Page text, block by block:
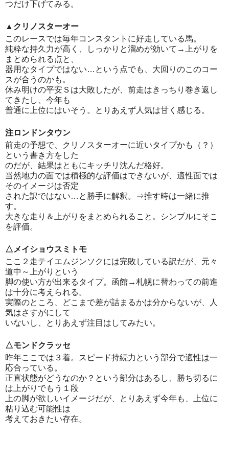
つだけ下げてみる。
▲クリノスターオー
このレースでは毎年コンスタントに好走している馬。
純粋な持久力が高く、しっかりと溜めが効いて→上がりを
まとめられる点と、
器用なタイプではない…という点でも、大回りのこのコー
スが合うのかも。
休み明けの平安Ｓは大敗したが、前走はきっちり巻き返し
てきたし、今年も
普通に上位にはいそう。とりあえず人気は甘く感じる。
注ロンドンタウン
前走の予想で、クリノスターオーに近いタイプかも（？）
という書き方をした
のだが、結果はともにキッチリ沈んだ格好。
当然地力の面では積極的な評価はできないが、適性面では
そのイメージは否定
された訳ではない…と勝手に解釈。⇒推す時は一緒に推
す。
大きな走り＆上がりをまとめられること。シンプルにそこ
を評価。
△メイショウスミトモ
ここ２走テイエムジンソクには完敗している訳だが、元々
道中～上がりという
脚の使い方が出来るタイプ。函館→札幌に替わっての前進
は十分に考えられる。
実際のところ、どこまで差が詰まるかは分からないが、人
気はさすがにして
いないし、とりあえず注目はしてみたい。
△モンドクラッセ
昨年ここでは３着。スピード持続力という部分で適性は一
応合っている。
正直状態がどうなのか？という部分はあるし、勝ち切るに
は上がりでもう１段
上の脚が欲しいイメージだが、とりあえず今年も、上位に
粘り込む可能性は
考えておきたい存在。